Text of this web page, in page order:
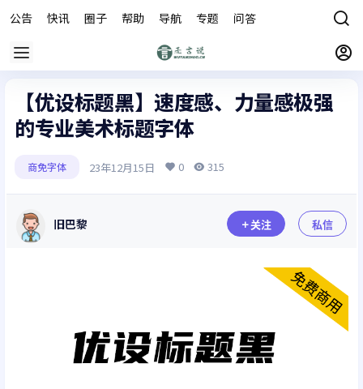
公告 快讯 圈子 帮助 导航 专题 问答
【优设标题黑】速度感、力量感极强
的专业美术标题字体
商免字体 23年12月15日 0 315
旧巴黎 关注 私信